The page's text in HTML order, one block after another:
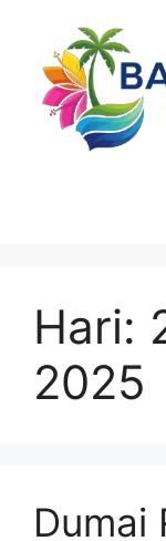
Hari:
2025
Dumai